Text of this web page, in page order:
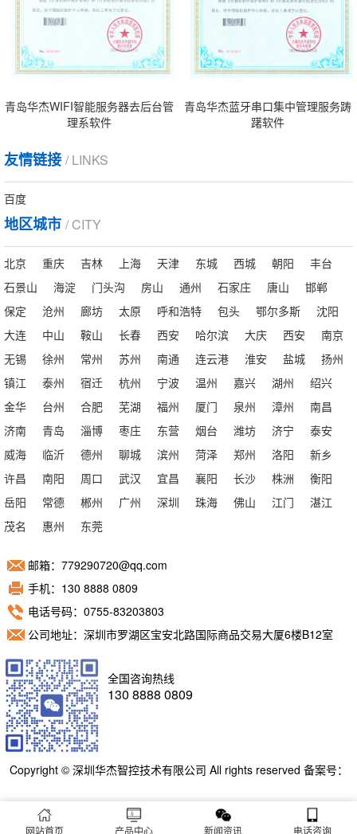
青岛华杰WIFI智能服务器去后台管
理系软件
青岛华杰蓝牙串口集中管理服务踌
躇软件
友情链接 / LINKS
百度
地区城市 / CITY
北京 重庆 吉林 上海 天津 东城 西城 朝阳
丰台
石景山
海淀 门头沟 房山 通州 石家庄 唐山
邯郸
保定
沧州 廊坊 太原 呼和浩特 包头 鄂尔多斯
沈阳
大连
中山 鞍山 长春 西安 哈尔滨 大庆 西安
南京
无锡
徐州 常州 苏州 南通 连云港 淮安 盐城
扬州
镇江
泰州 宿迁 杭州 宁波 温州 嘉兴 湖州
绍兴
金华
台州 合肥 芜湖 福州 厦门 泉州 漳州
南昌
济南
青岛 淄博 枣庄 东营 烟台 潍坊 济宁
泰安
威海
临沂 德州 聊城 滨州 菏泽 郑州 洛阳
新乡
许昌
南阳 周口 武汉 宜昌 襄阳 长沙 株洲
衡阳
岳阳
常德 郴州 广州 深圳 珠海 佛山 江门
湛江
茂名
惠州 东莞
邮箱：779290720@qq.com
手机：130 8888 0809
电话号码：0755-83203803
公司地址：深圳市罗湖区宝安北路国际商品交易大厦6楼B12室
全国咨询热线
130 8888 0809
Copyright © 深圳华杰智控技术有限公司 All rights reserved 备案号：
网站首页 产品中心 新闻资讯 电话咨询